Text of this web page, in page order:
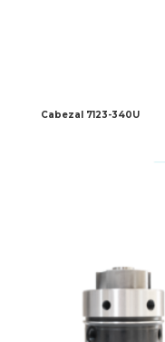
Cabezal 7123-340U